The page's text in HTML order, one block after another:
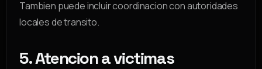
Tambien puede incluir coordinacion con autoridades
locales de transito.
5. Atencion a victimas